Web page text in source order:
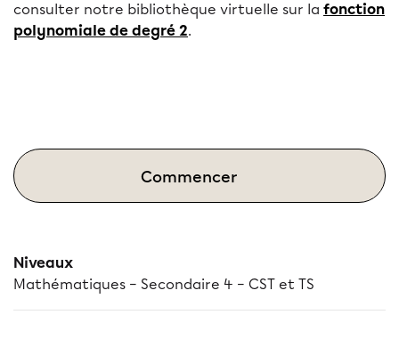
consulter notre bibliothèque virtuelle sur la fonction
polynomiale de degré 2.
Commencer
Niveaux
Mathématiques – Secondaire 4 – CST et TS